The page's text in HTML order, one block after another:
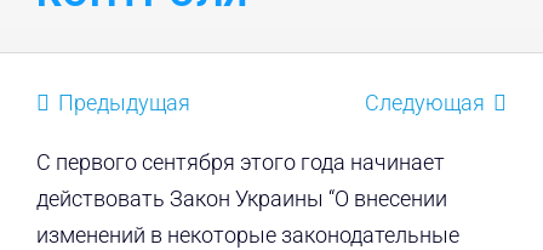
Предыдущая Следующая
С первого сентября этого года начинает
действовать Закон Украины “О внесении
изменений в некоторые законодательные